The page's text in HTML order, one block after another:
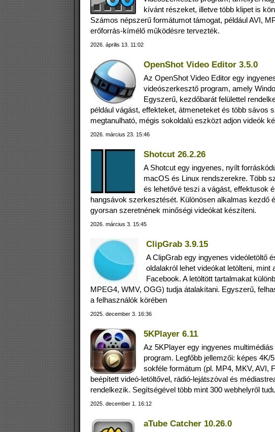
kívánt részeket, illetve több klipet is
Számos népszerű formátumot támogat, például AVI,
erőforrás‑kímélő működésre tervezték.
2026. április 13. 11:02
OpenShot Video Editor 3.5.0
Az OpenShot Video Editor egy
videószerkesztő program, amely
Egyszerű, kezdőbarát felülettel
például vágást, effekteket, átmeneteket és több sávos
megtanulható, mégis sokoldalú eszközt adjon videók
2026. március 23. 15:46
Shotcut 26.2.26
A Shotcut egy ingyenes, nyílt
macOS és Linux rendszerekre. Több
és lehetővé teszi a vágást, effektusok
hangsávok szerkesztését. Különösen alkalmas kezdő
gyorsan szeretnének minőségi videókat készíteni.
2026. március 3. 15:45
ClipGrab 3.9.15
A ClipGrab egy ingyenes videóletöltő
oldalakról lehet videókat letölteni,
Facebook. A letöltött tartalmakat
MPEG4, WMV, OGG) tudja átalakítani. Egyszerű,
a felhasználók körében
2025. december 3. 16:36
5KPlayer 6.11
Az 5KPlayer egy ingyenes
program. Legfőbb jellemzői: képes
sokféle formátum (pl. MP4, MKV, AVI,
beépített videó-letöltővel, rádió-lejátszóval és
rendelkezik. Segítségével több mint 300 webhelyről
2025. december 1. 16:12
aTube Catcher 10.26.0